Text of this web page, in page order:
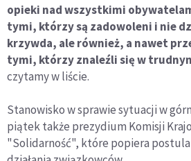
opieki nad wszystkimi
tymi, którzy są zadowoleni i nie
krzywda, ale również, a nawet
tymi, którzy znaleźli się w
czytamy w liście.
Stanowisko w sprawie sytuacji w
piątek także prezydium Komisji
"Solidarność", które popiera